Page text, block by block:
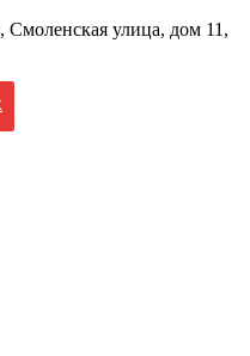
Смоленская улица, дом 11,